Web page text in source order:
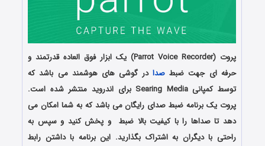
پروت (Parrot Voice Recorder) یک ابزار فوق العاده قدرتمند و
حرفه ای جهت ضبط صدادر گوشی های هوشمند می باشد که
توسط کمپانی Searing Media برای اندروید منتشر شده است.
پروت یک برنامه ضبط صدای رایگان می باشد که به شما امکان می
دهد تا صداها را با کیفیت بالا ضبط و پخش کنید و سپس به
راحتی با دیگران به اشتراک بگذارید. این برنامه با داشتن رابط